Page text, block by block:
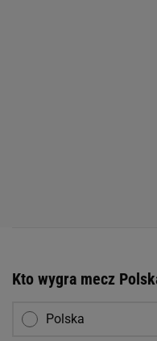
Kto wygra mecz
Polska